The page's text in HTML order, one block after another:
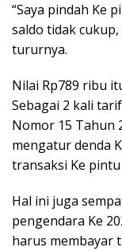
“Saya pindah Ke
saldo tidak
tururnya.
Nilai Rp789 ribu
Sebagai 2 kali
Nomor 15 Tahun
mengatur denda
transaksi Ke
Hal ini juga
pengendara Ke
harus membayar